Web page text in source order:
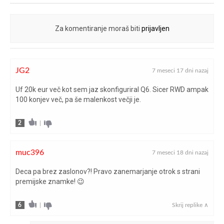
štirikolesni
največja hitrost (km/h) 222
150/204 pri
največja moč elektromotorja
(kW/KM pri vrt/min)
24
največji navor (Nm pri vrt/min)
pri vrt/min)
230
napake med testom
Za komentiranje moraš biti prijavljen
JG2 7 meseci 17 dni nazaj
Uf 20k eur več kot sem jaz skonfiguriral Q6. Sicer RWD ampak
100 konjev več, pa še malenkost večji je.
2
muc396 7 meseci 18 dni nazaj
Deca pa brez zaslonov?! Pravo zanemarjanje otrok s strani
premijske znamke! 😉
6 Skrij replike ∧